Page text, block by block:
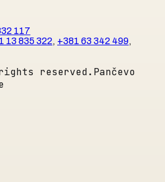
117
13 835 322, +381 63 342 499,
reserved. Pančevo